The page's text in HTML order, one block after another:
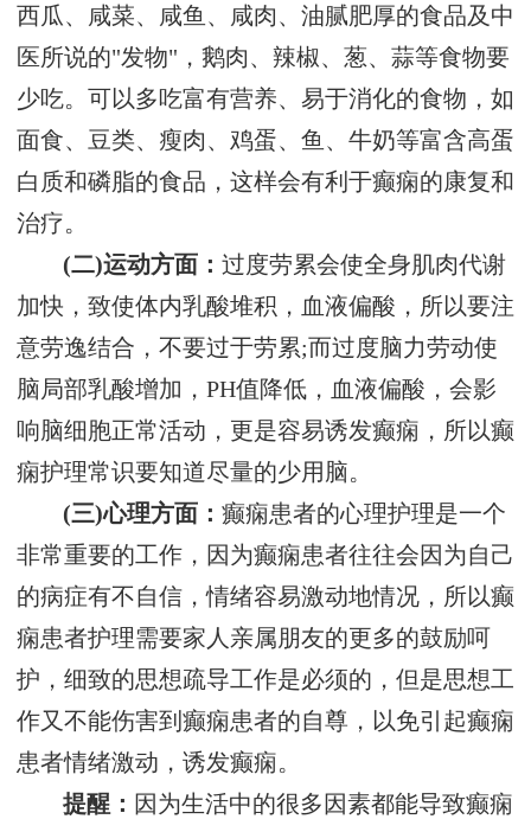
西瓜、咸菜、咸鱼、咸肉、油腻肥厚的食品及中
医所说的"发物"，鹅肉、辣椒、葱、蒜等食物要
少吃。可以多吃富有营养、易于消化的食物，如
面食、豆类、瘦肉、鸡蛋、鱼、牛奶等富含高蛋
白质和磷脂的食品，这样会有利于癫痫的康复和
治疗。
(二)运动方面：过度劳累会使全身肌肉代谢
加快，致使体内乳酸堆积，血液偏酸，所以要注
意劳逸结合，不要过于劳累;而过度脑力劳动使
脑局部乳酸增加，PH值降低，血液偏酸，会影
响脑细胞正常活动，更是容易诱发癫痫，所以癫
痫护理常识要知道尽量的少用脑。
(三)心理方面：癫痫患者的心理护理是一个
非常重要的工作，因为癫痫患者往往会因为自己
的病症有不自信，情绪容易激动地情况，所以癫
痫患者护理需要家人亲属朋友的更多的鼓励呵
护，细致的思想疏导工作是必须的，但是思想工
作又不能伤害到癫痫患者的自尊，以免引起癫痫
患者情绪激动，诱发癫痫。
提醒： 因为生活中的很多因素都能导致癫痫